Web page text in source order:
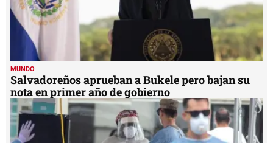
MUNDO
Salvadoreños aprueban a Bukele pero bajan su
nota en primer año de gobierno